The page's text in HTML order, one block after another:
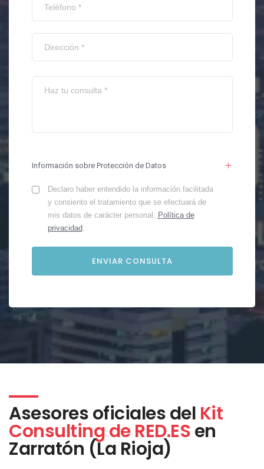
Información sobre Protección de Datos
Declaro haber entendido la información facilitada
y consiento el tratamiento que se efectuará de
mis datos de carácter personal. Política de
privacidad.
Asesores oficiales del Kit
Consulting de RED.ESen
Zarratón (La Rioja)